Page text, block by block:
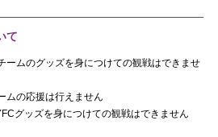
て
ームのグッズを身につけての観戦はできませ
ムの応援は行えません
グッズを身につけての観戦はできません